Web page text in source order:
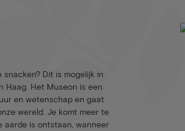
Dit is mogelijk in
Haag. Het Museon is een
en wetenschap en gaat
wereld. Je komt meer te
aarde is ontstaan, wanneer